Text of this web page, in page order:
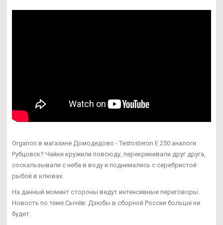
Organon в магазине Домодедово - Testosteron E 250 аналоги
Рубцовск? Чайки кружили повсюду, перекрикивали друг друга,
соскальзывали с неба в воду и поднимались с серебристой
рыбой в клювах.
На данный момент стороны ведут интенсивные переговоры.
Новость по теме Сычёв: Дзюбы в сборной России больше не
будет.